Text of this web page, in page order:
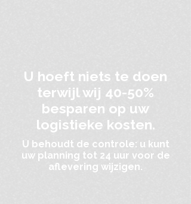
U hoeft niets te doen
terwijl wij 40-50%
besparen op uw
logistieke kosten.
U behoudt de controle: u kunt
uw planning tot 24 uur voor de
aflevering wijzigen.